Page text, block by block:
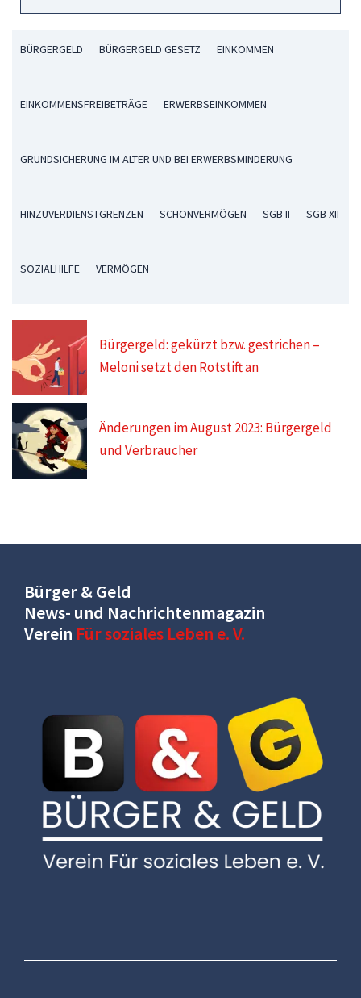
BÜRGERGELD BÜRGERGELD GESETZ EINKOMMEN
EINKOMMENSFREIBETRÄGE ERWERBSEINKOMMEN
GRUNDSICHERUNG IM ALTER UND BEI ERWERBSMINDERUNG
HINZUVERDIENSTGRENZEN SCHONVERMÖGEN SGB II SGB XII
SOZIALHILFE VERMÖGEN
Bürgergeld: gekürzt bzw. gestrichen –
Meloni setzt den Rotstift an
Änderungen im August 2023: Bürgergeld
und Verbraucher
Bürger & Geld
News- und Nachrichtenmagazin
Verein Für soziales Leben e. V.